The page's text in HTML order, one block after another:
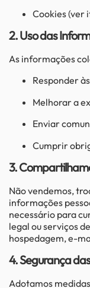
Cookies (ver
2. Uso das
As informações
Responder
Melhorar a
Enviar
Cumprir
3.
Não vendemos,
informações
necessário para
legal ou serviços
hospedagem, e-
4. Segurança
Adotamos